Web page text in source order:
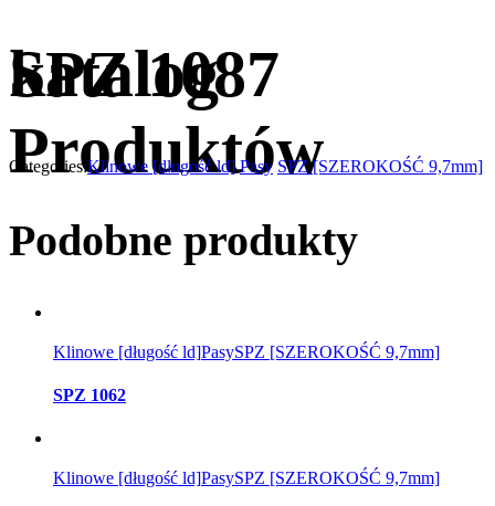
katalog
Produktów
SPZ 1087
Categories:Klinowe [długość ld] Pasy SPZ [SZEROKOŚĆ 9,7mm]
Podobne produkty
Klinowe [długość ld]PasySPZ [SZEROKOŚĆ 9,7mm]
SPZ 1062
Klinowe [długość ld]PasySPZ [SZEROKOŚĆ 9,7mm]